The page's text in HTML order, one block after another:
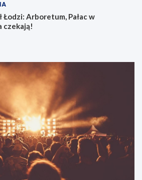
Arboretum, Pałac w
czekają!